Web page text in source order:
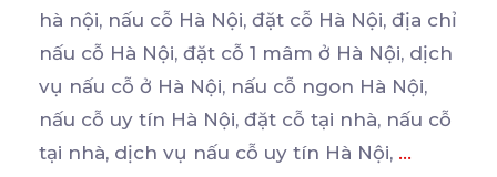
hà nội, nấu cỗ Hà Nội, đặt cỗ Hà Nội, địa chỉ
nấu cỗ Hà Nội, đặt cỗ 1 mâm ở Hà Nội, dịch
vụ nấu cỗ ở Hà Nội, nấu cỗ ngon Hà Nội,
nấu cỗ uy tín Hà Nội, đặt cỗ tại nhà, nấu cỗ
tại nhà, dịch vụ nấu cỗ uy tín Hà Nội, ...